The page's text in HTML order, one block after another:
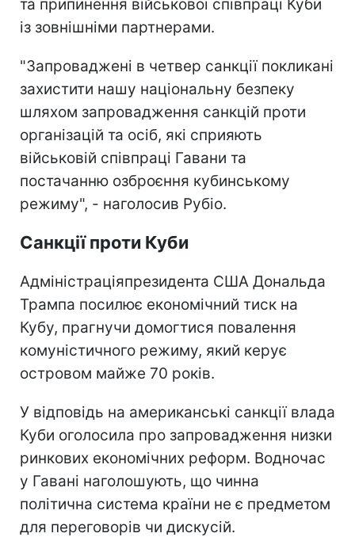
та припинення військової співпраці Куби
із зовнішніми партнерами.
"Запроваджені в четвер санкції покликані
захистити нашу національну безпеку
шляхом запровадження санкцій проти
організацій та осіб, які сприяють
військовій співпраці Гавани та
постачанню озброєння кубинському
режиму", - наголосив Рубіо.
Санкції проти Куби
Адміністраціяпрезидента США Дональда
Трампа посилює економічний тиск на
Кубу, прагнучи домогтися повалення
комуністичного режиму, який керує
островом майже 70 років.
У відповідь на американські санкції влада
Куби оголосила про запровадження низки
ринкових економічних реформ. Водночас
у Гавані наголошують, що чинна
політична система країни не є предметом
для переговорів чи дискусій.